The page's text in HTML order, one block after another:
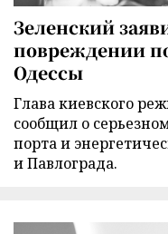
Зеленский
повреждении
Одессы
Глава киевского
сообщил о
порта и
и Павлограда.